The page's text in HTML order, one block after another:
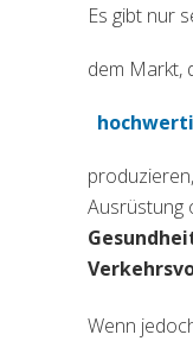
Es gibt nur
dem Markt,
Ausrüstung
Wenn